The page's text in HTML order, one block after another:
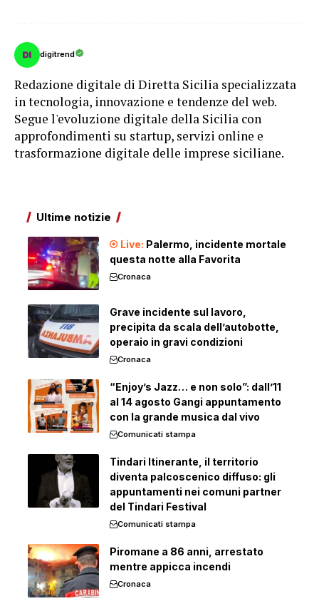
digitrend
Redazione digitale di Diretta Sicilia specializzata
in tecnologia, innovazione e tendenze del web.
Segue l'evoluzione digitale della Sicilia con
approfondimenti su startup, servizi online e
trasformazione digitale delle imprese siciliane.
Ultime notizie
Palermo, incidente mortale
questa notte alla Favorita
Cronaca
Grave incidente sul lavoro,
precipita da scala dell’autobotte,
operaio in gravi condizioni
Cronaca
“Enjoy’s Jazz… e non solo”: dall’11
al 14 agosto Gangi appuntamento
con la grande musica dal vivo
Comunicati stampa
Tindari Itinerante, il territorio
diventa palcoscenico diffuso: gli
appuntamenti nei comuni partner
del Tindari Festival
Comunicati stampa
Piromane a 86 anni, arrestato
mentre appicca incendi
Cronaca